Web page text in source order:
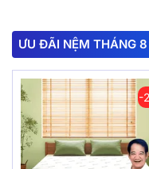
ƯU ĐÃI NỆM THÁNG 8
-